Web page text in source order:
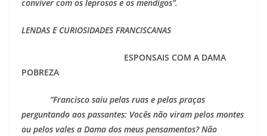
conviver com os leprosos e os mendigos”.
LENDAS E CURIOSIDADES FRANCISCANAS
ESPONSAIS COM A DAMA
POBREZA
“Francisco saiu pelas ruas e pelas praças
perguntando aos passantes: Vocês não viram pelos montes
ou pelos vales a Dama dos meus pensamentos? Não